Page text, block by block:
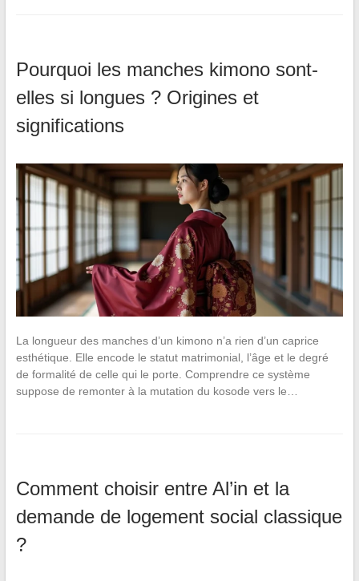
Pourquoi les manches kimono sont-
elles si longues ? Origines et
significations
La longueur des manches d’un kimono n’a rien d’un caprice
esthétique. Elle encode le statut matrimonial, l’âge et le degré
de formalité de celle qui le porte. Comprendre ce système
suppose de remonter à la mutation du kosode vers le…
Comment choisir entre Al’in et la
demande de logement social classique
?